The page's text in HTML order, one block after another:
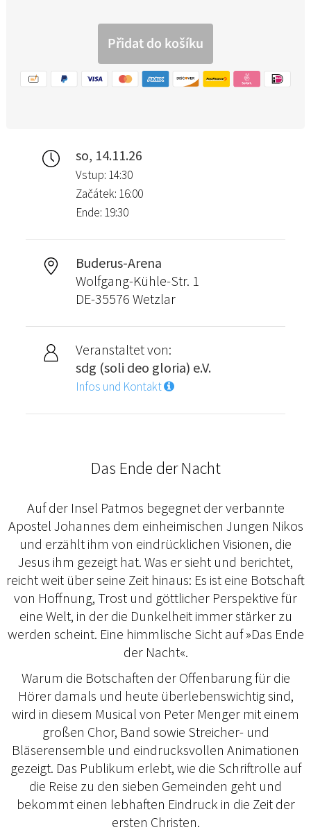
so, 14.11.26
Vstup: 14:30
Začátek: 16:00
Ende: 19:30
Buderus-Arena
Wolfgang-Kühle-Str. 1
DE-35576 Wetzlar
Veranstaltet von:
sdg (soli deo gloria) e.V.
Infos und Kontakt
Das Ende der Nacht
Auf der Insel Patmos begegnet der verbannte
Apostel Johannes dem einheimischen Jungen Nikos
und erzählt ihm von eindrücklichen Visionen, die
Jesus ihm gezeigt hat. Was er sieht und berichtet,
reicht weit über seine Zeit hinaus: Es ist eine Botschaft
von Hoffnung, Trost und göttlicher Perspektive für
eine Welt, in der die Dunkelheit immer stärker zu
werden scheint. Eine himmlische Sicht auf »Das Ende
der Nacht«.
Warum die Botschaften der Offenbarung für die
Hörer damals und heute überlebens­wichtig sind,
wird in diesem Musical von Peter Menger mit einem
großen Chor, Band sowie Streicher- und
Bläserensemble und eindrucksvollen Animationen
gezeigt. Das Publikum erlebt, wie die Schriftrolle auf
die Reise zu den sieben Gemeinden geht und
bekommt einen lebhaften Eindruck in die Zeit der
ersten Christen.